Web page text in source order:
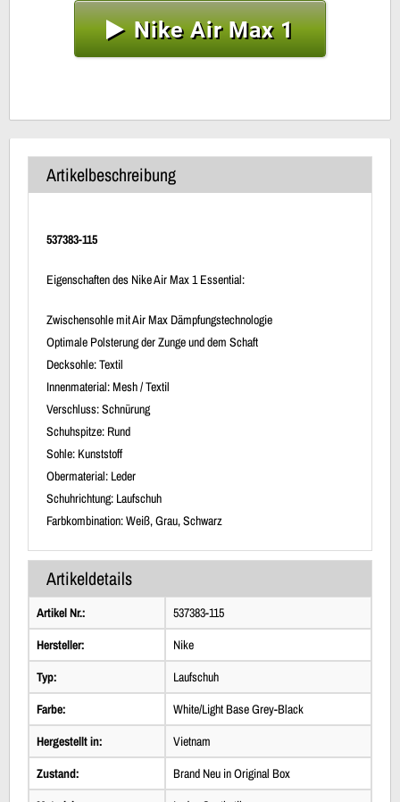
Nike Air Max 1
Artikelbeschreibung
537383-115
Eigenschaften des Nike Air Max 1 Essential:
Zwischensohle mit Air Max Dämpfungstechnologie
Optimale Polsterung der Zunge und dem Schaft
Decksohle: Textil
Innenmaterial: Mesh / Textil
Verschluss: Schnürung
Schuhspitze: Rund
Sohle: Kunststoff
Obermaterial: Leder
Schuhrichtung: Laufschuh
Farbkombination: Weiß, Grau, Schwarz
Artikeldetails
Artikel Nr.:
537383-115
Hersteller:
Nike
Typ:
Laufschuh
Farbe:
White/Light Base Grey-Black
Hergestellt in:
Vietnam
Zustand:
Brand Neu in Original Box